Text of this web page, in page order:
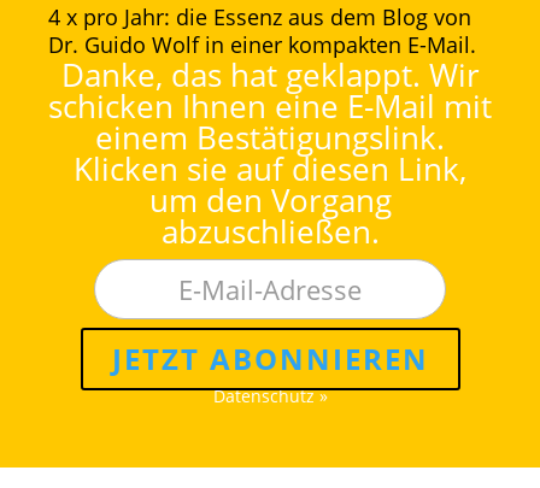
4 x pro Jahr: die Essenz aus dem Blog von
Dr. Guido Wolf in einer kompakten E-Mail.
Danke, das hat geklappt. Wir
schicken Ihnen eine E-Mail mit
einem Bestätigungslink.
Klicken sie auf diesen Link,
um den Vorgang
abzuschließen.
JETZT ABONNIEREN
Datenschutz »